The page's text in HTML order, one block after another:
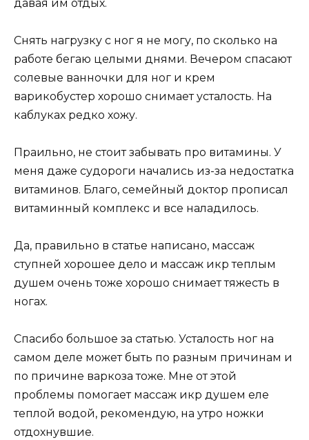
давая им отдых.
Снять нагрузку с ног я не могу, по сколько на
работе бегаю целыми днями. Вечером спасают
солевые ванночки для ног и крем
варикобустер хорошо снимает усталость. На
каблуках редко хожу.
Праильно, не стоит забывать про витамины. У
меня даже судороги начались из-за недостатка
витаминов. Благо, семейный доктор прописал
витаминный комплекс и все наладилось.
Да, правильно в статье написано, массаж
ступней хорошее дело и массаж икр теплым
душем очень тоже хорошо снимает тяжесть в
ногах.
Спасибо большое за статью. Усталость ног на
самом деле может быть по разным причинам и
по причине варкоза тоже. Мне от этой
проблемы помогает массаж икр душем еле
теплой водой, рекомендую, на утро ножки
отдохнувшие.